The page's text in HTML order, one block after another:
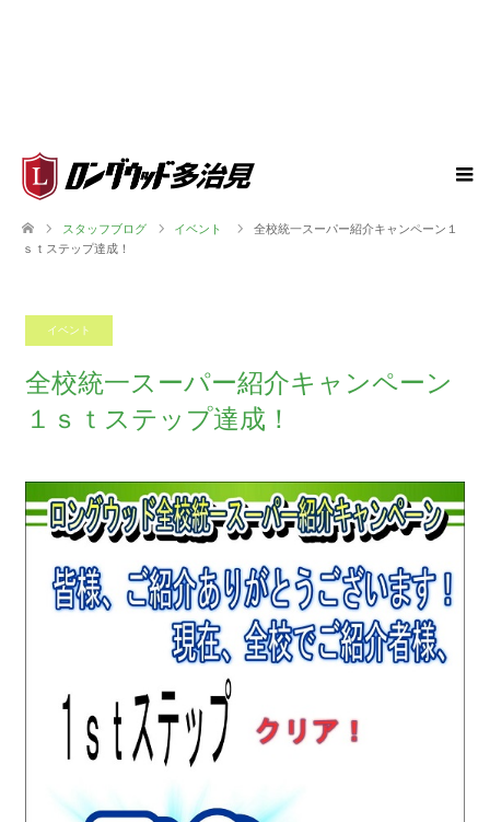
スタッフブログ イベント
全校統一スーパー紹介キャンペーン１
ｓｔステップ達成！
イベント
全校統一スーパー紹介キャンペーン
１ｓｔステップ達成！